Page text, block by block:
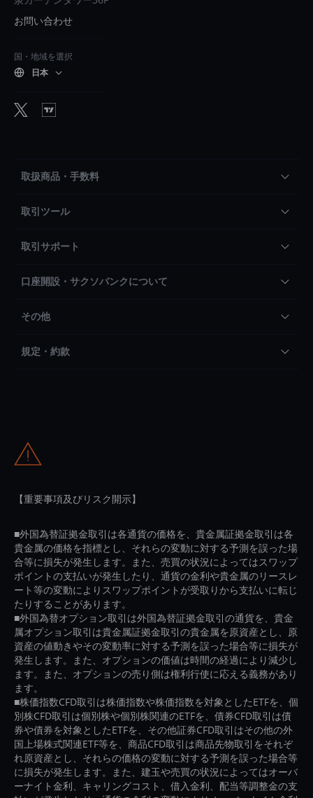
お問い合わせ
国・地域を選択
日本
取扱商品・手数料
取引ツール
取引サポート
口座開設・サクソバンクについて
その他
規定・約款
【重要事項及びリスク開示】
■外国為替証拠金取引は各通貨の価格を、貴金属証拠金取引は各
貴金属の価格を指標とし、それらの変動に対する予測を誤った場
合等に損失が発生します。また、売買の状況によってはスワップ
ポイントの支払いが発生したり、通貨の金利や貴金属のリースレ
ート等の変動によりスワップポイントが受取りから支払いに転じ
たりすることがあります。
■外国為替オプション取引は外国為替証拠金取引の通貨を、貴金
属オプション取引は貴金属証拠金取引の貴金属を原資産とし、原
資産の値動きやその変動率に対する予測を誤った場合等に損失が
発生します。また、オプションの価値は時間の経過により減少し
ます。また、オプションの売り側は権利行使に応える義務があり
ます。
■株価指数CFD取引は株価指数や株価指数を対象としたETFを、個
別株CFD取引は個別株や個別株関連のETFを、債券CFD取引は債
券や債券を対象としたETFを、その他証券CFD取引はその他の外
国上場株式関連ETF等を、商品CFD取引は商品先物取引をそれぞ
れ原資産とし、それらの価格の変動に対する予測を誤った場合等
に損失が発生します。また、建玉や売買の状況によってはオーバ
ーナイト金利、キャリングコスト、借入金利、配当等調整金の支